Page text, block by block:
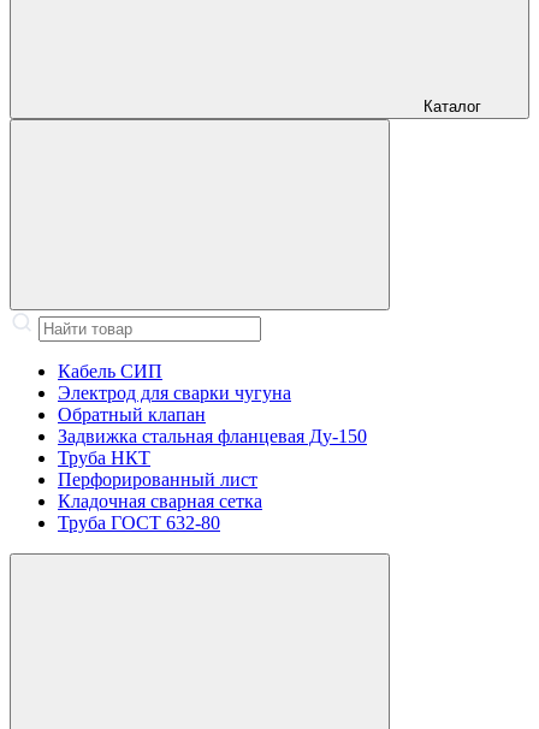
Каталог
Кабель СИП
Электрод для сварки чугуна
Обратный клапан
Задвижка стальная фланцевая Ду-150
Труба НКТ
Перфорированный лист
Кладочная сварная сетка
Труба ГОСТ 632-80